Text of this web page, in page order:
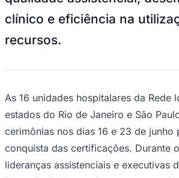
Competições de Futebol
Brasileirão Série B
Copa América
Champions League
Premier League
La Liga
Mundial 2026
Times - Ir direto
recursos.
As 16 unidades hospitalares da Rede
cerimônias nos dias 16 e 23 de junho
conquista das certificações. Durante
lideranças assistenciais e executivas
importância do monitoramento
e da adoção de boas práticas em